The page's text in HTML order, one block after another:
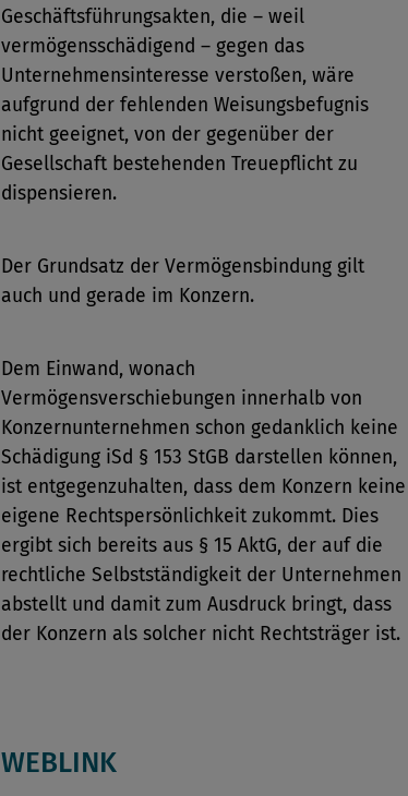
Geschäftsführungsakten, die – weil
vermögensschädigend – gegen das
Unternehmensinteresse verstoßen, wäre
aufgrund der fehlenden Weisungsbefugnis
nicht geeignet, von der gegenüber der
Gesellschaft bestehenden Treuepflicht zu
dispensieren.
Der Grundsatz der Vermögensbindung gilt
auch und gerade im Konzern.
Dem Einwand, wonach
Vermögensverschiebungen innerhalb von
Konzernunternehmen schon gedanklich keine
Schädigung iSd § 153 StGB darstellen können,
ist entgegenzuhalten, dass dem Konzern keine
eigene Rechtspersönlichkeit zukommt. Dies
ergibt sich bereits aus § 15 AktG, der auf die
rechtliche Selbstständigkeit der Unternehmen
abstellt und damit zum Ausdruck bringt, dass
der Konzern als solcher nicht Rechtsträger ist.
WEBLINK